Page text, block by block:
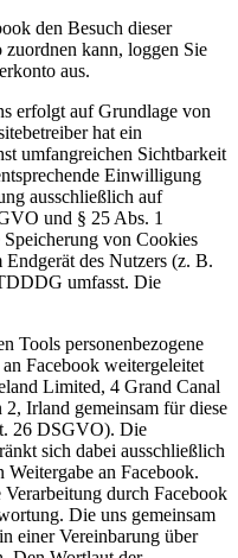
den Besuch dieser
kann, loggen Sie
aus.
erfolgt auf Grundlage von
hat ein
umfangreichen Sichtbarkeit
Einwilligung
ausschließlich auf
und § 25 Abs. 1
von Cookies
des Nutzers (z. B.
umfasst. Die
Tools personenbezogene
Facebook weitergeleitet
Limited, 4 Grand Canal
Irland gemeinsam für diese
26 DSGVO). Die
sich dabei ausschließlich
Weitergabe an Facebook.
durch Facebook
Die uns gemeinsam
einer Vereinbarung über